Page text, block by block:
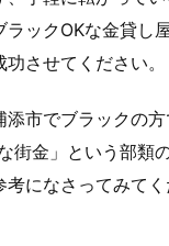
ラックOKな金貸し
させてください。
添市でブラックの
街金」という部類
になさってみてく